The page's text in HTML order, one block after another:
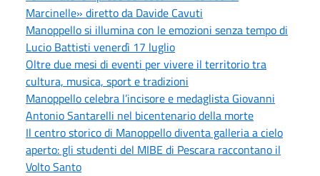
Marcinelle» diretto da Davide Cavuti
Manoppello si illumina con le emozioni senza tempo di
Lucio Battisti venerdì 17 luglio
Oltre due mesi di eventi per vivere il territorio tra
cultura, musica, sport e tradizioni
Manoppello celebra l’incisore e medaglista Giovanni
Antonio Santarelli nel bicentenario della morte
Il centro storico di Manoppello diventa galleria a cielo
aperto: gli studenti del MIBE di Pescara raccontano il
Volto Santo